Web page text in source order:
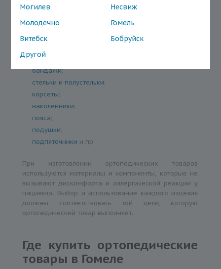
Могилев
Несвиж
Молодечно
Гомель
Витебск
Бобруйск
Другой
В группу ортопедических товаров входят:
корректоры
шины
воротники
бандажи;
стельки и полустельки;
корсеты;
наколенники;
пояса;
подушки;
подпяточники и пр.
При изготовлении ортопедических товаров
используются материалы и компоненты, которые не
вызывают дискомфорта и аллергической реакции у
пациента. Выбор и использование каждого изделия
должны соответствовать той цели, которую
ортопедический товар выполняет.
Где купить ортопедические
товары в Гомеле